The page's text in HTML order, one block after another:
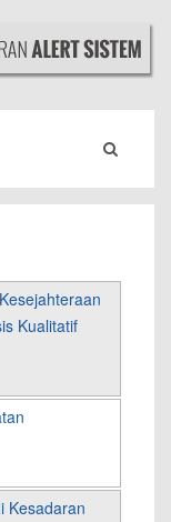
Kualitatif
Kesadaran